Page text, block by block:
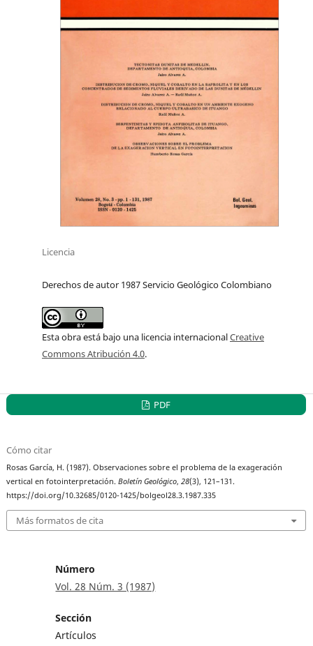
Licencia
Derechos de autor 1987 Servicio Geológico Colombiano
Esta obra está bajo una licencia internacionalCreative
Commons Atribución 4.0.
PDF
Cómo citar
Rosas García, H. (1987). Observaciones sobre el problema de la exageración
vertical en fotointerpretación.Boletín Geológico,28(3), 121–131.
https://doi.org/10.32685/0120-1425/bolgeol28.3.1987.335
Más formatos de cita
Número
Vol. 28 Núm. 3 (1987)
Sección
Artículos